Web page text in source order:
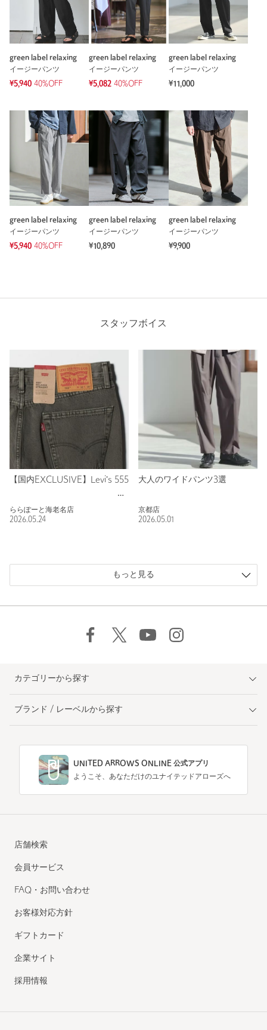
green label relaxing
イージーパンツ
¥5,940 40%OFF
green label relaxing
イージーパンツ
¥5,082 40%OFF
green label relaxing
イージーパンツ
¥11,000
green label relaxing
イージーパンツ
¥5,940 40%OFF
green label relaxing
イージーパンツ
¥10,890
green label relaxing
イージーパンツ
¥9,900
スタッフボイス
【国内EXCLUSIVE】Levi's 555
ららぽーと海老名店
2026.05.24
大人のワイドパンツ3選
京都店
2026.05.01
もっと見る
カテゴリーから探す
ブランド / レーベルから探す
UNITED ARROWS ONLINE 公式アプリ
ようこそ、あなただけのユナイテッドアローズへ
店舗検索
会員サービス
FAQ・お問い合わせ
お客様対応方針
ギフトカード
企業サイト
採用情報